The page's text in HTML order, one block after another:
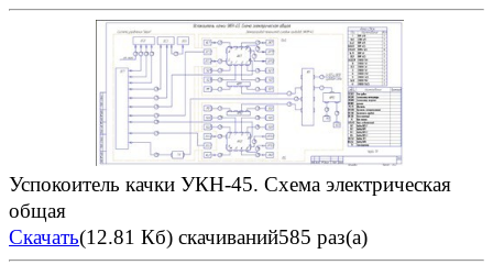
Успокоитель качки УКН-45. Схема электрическая
общая
Скачать(12.81 Кб) скачиваний585 раз(а)